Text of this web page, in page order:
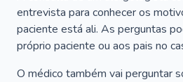
entrevista para conhecer os
paciente está ali. As perguntas
próprio paciente ou aos pais no
O médico também vai perguntar